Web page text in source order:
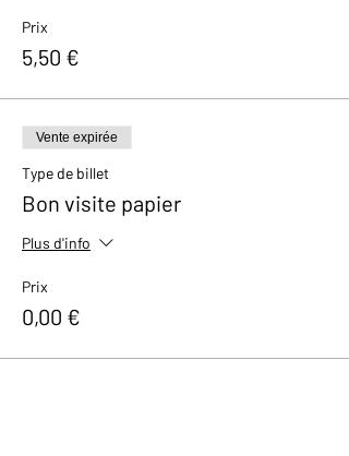
Prix
5,50 €
Vente expirée
Type de billet
Bon visite papier
Plus d'info
Prix
0,00 €